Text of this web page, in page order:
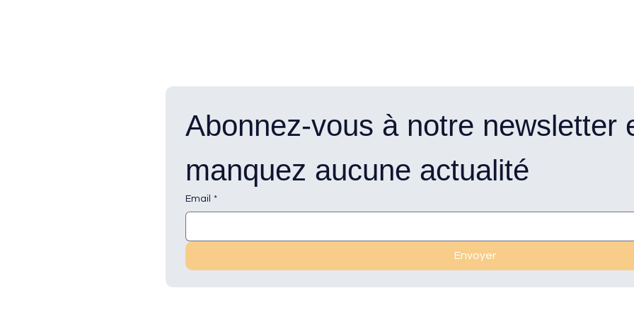
Abonnez-vous à notre newsletter
manquez aucune actualité
Email *
Envoyer